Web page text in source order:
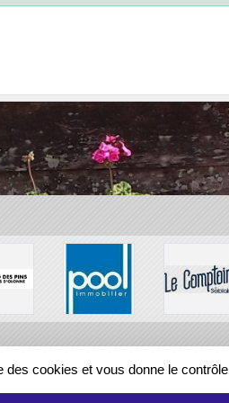
des cookies et vous donne le